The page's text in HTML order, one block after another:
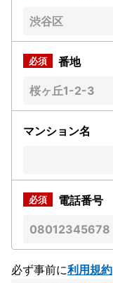
番地
マンション名
電話番号
必ず事前に利用規約